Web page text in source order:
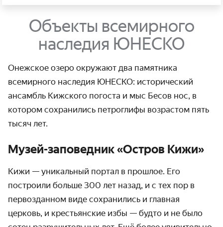
Объекты всемирного
наследия ЮНЕСКО
Онежское озеро окружают два памятника
всемирного наследия ЮНЕСКО: исторический
ансамбль Кижского погоста и мыс Бесов нос, в
котором сохранились петроглифы возрастом пять
тысяч лет.
Музей-заповедник «‎Остров Кижи»‎
Кижи — уникальный портал в прошлое. Его
построили больше 300 лет назад, и с тех пор в
перво­зданном виде сохранились и главная
церковь, и крестьянские избы — будто и не было